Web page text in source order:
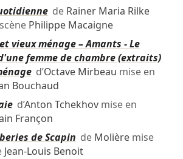
de Rainer Maria Rilke
Philippe Macaigne
vieux ménage – Amants - Le
femme de chambre (extraits)
d’Octave Mirbeau mise en
Bouchaud
d’Anton Tchekhovmise en
Françon
de Scapin de Molièremise
Jean-Louis Benoit